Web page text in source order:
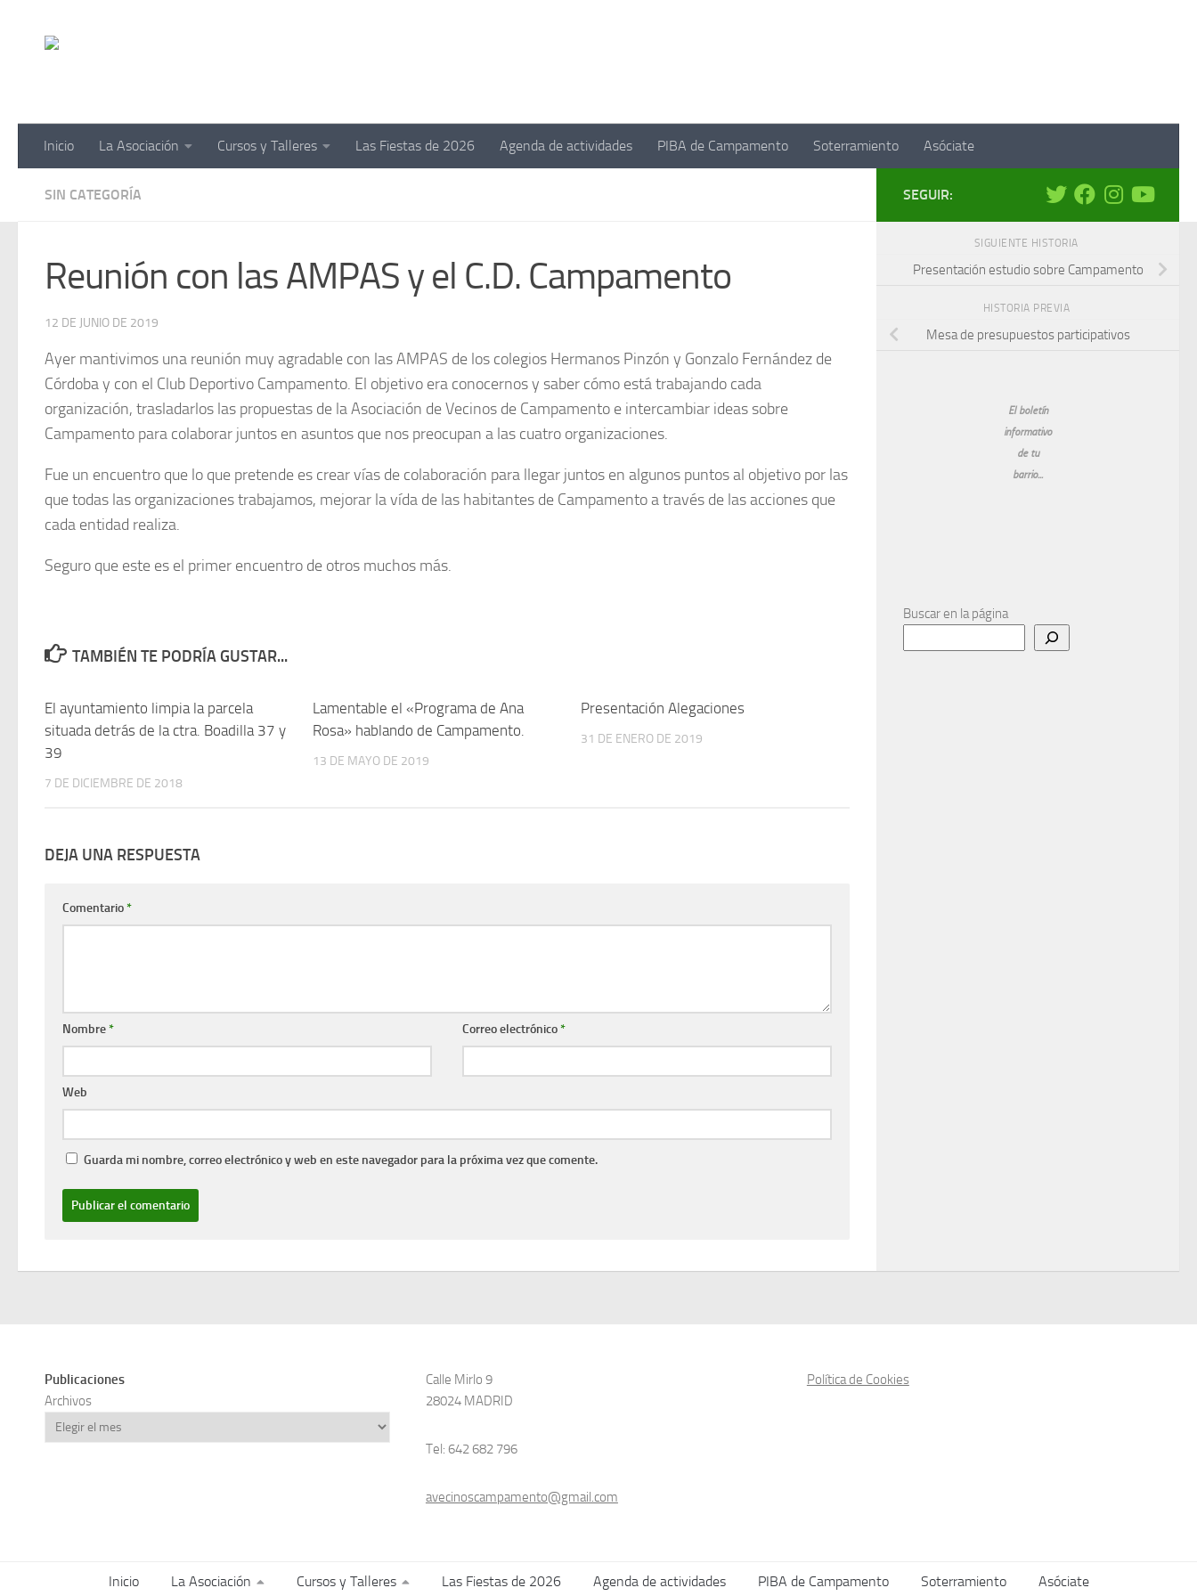
Inicio La Asociación Cursos y Talleres Las Fiestas de 2026 Agenda de actividades PIBA de Campamento Soterramiento Asóciate
SIN CATEGORÍA
Reunión con las AMPAS y el C.D. Campamento
12 DE JUNIO DE 2019
Ayer mantivimos una reunión muy agradable con las AMPAS de los colegios Hermanos Pinzón y Gonzalo Fernández de
Córdoba y con el Club Deportivo Campamento. El objetivo era conocernos y saber cómo está trabajando cada
organización, trasladarlos las propuestas de la Asociación de Vecinos de Campamento e intercambiar ideas sobre
Campamento para colaborar juntos en asuntos que nos preocupan a las cuatro organizaciones.
Fue un encuentro que lo que pretende es crear vías de colaboración para llegar juntos en algunos puntos al objetivo por las
que todas las organizaciones trabajamos, mejorar la vída de las habitantes de Campamento a través de las acciones que
cada entidad realiza.
Seguro que este es el primer encuentro de otros muchos más.
TAMBIÉN TE PODRÍA GUSTAR...
El ayuntamiento limpia la parcela
situada detrás de la ctra. Boadilla 37 y
39
7 DE DICIEMBRE DE 2018
Lamentable el «Programa de Ana
Rosa» hablando de Campamento.
13 DE MAYO DE 2019
Presentación Alegaciones
31 DE ENERO DE 2019
DEJA UNA RESPUESTA
Comentario*
Nombre* Correo electrónico*
Web
Guarda mi nombre, correo electrónico y web en este navegador para la próxima vez que comente.
SEGUIR:
SIGUIENTE HISTORIA
Presentación estudio sobre Campamento
HISTORIA PREVIA
Mesa de presupuestos participativos
El boletín
informativo
de tu
barrio...
Buscar en la página
Publicaciones
Archivos
Calle Mirlo 9
28024 MADRID
Tel: 642 682 796
avecinoscampamento@gmail.com
Política de Cookies
Inicio La Asociación Cursos y Talleres Las Fiestas de 2026 Agenda de actividades PIBA de Campamento Soterramiento Asóciate